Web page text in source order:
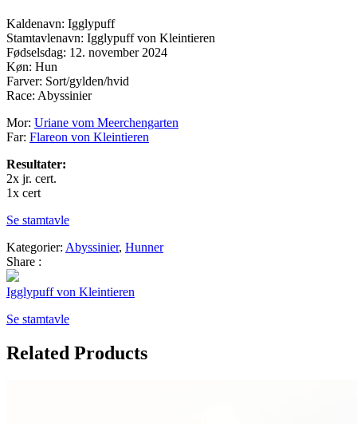
Kaldenavn: Igglypuff
Stamtavlenavn: Igglypuff von Kleintieren
Fødselsdag: 12. november 2024
Køn: Hun
Farver: Sort/gylden/hvid
Race: Abyssinier
Mor: Uriane vom Meerchengarten
Far: Flareon von Kleintieren
Resultater:
2x jr. cert.
1x cert
Se stamtavle
Kategorier: Abyssinier, Hunner
Share :
Igglypuff von Kleintieren
Se stamtavle
Related Products